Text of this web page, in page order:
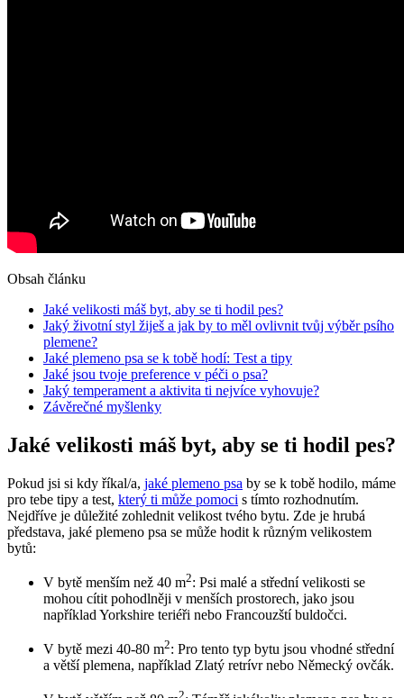
Obsah článku
Jaké velikosti máš⁢ byt, aby se⁤ ti hodil pes?
Jaký‌ životní styl‌ žiješ⁢ a jak‍ by‌ to⁣ měl ovlivnit‌ tvůj výběr psího
⁢plemene?
Jaké ​plemeno​ psa se k tobě hodí: Test a tipy
Jaké jsou tvoje preference v péči o psa?
Jaký temperament ⁢a aktivita ti nejvíce ​vyhovuje?
Závěrečné myšlenky
Jaké velikosti máš⁢ byt, aby se⁤ ti hodil pes?
Pokud jsi ⁢si kdy ⁣říkal/a, jaké plemeno psa by ‍se ‍k tobě hodilo, máme
pro tebe tipy a ​test, který ti může pomoci s⁢ tímto​ rozhodnutím.
Nejdříve‍ je důležité zohlednit velikost⁢ tvého bytu. Zde je hrubá
představa, jaké plemeno⁣ psa se může‌ hodit k různým velikostem
bytů:
V bytě menším než 40 m2: Psi​ malé a střední velikosti se⁣
mohou cítit pohodlněji⁣ v menších‍ prostorech,‌ jako jsou
například Yorkshire ⁤teriéři nebo​ Francouzští ⁣buldočci.
V bytě mezi 40-80 ‍m2: Pro tento typ ⁣bytu jsou vhodné ⁤střední
​a větší plemena,​ například ⁢Zlatý retrívr nebo Německý ⁤ovčák.
2